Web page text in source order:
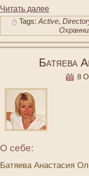
Читать далее
Tags:Active,
Батяева
8
О себе:
Батяева Анастасия